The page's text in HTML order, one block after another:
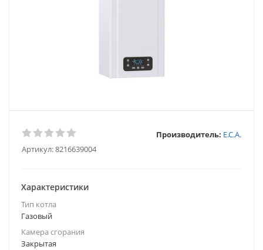
Артикул:8216639004
Производитель: E.C.A.
Характеристики
Тип котла
Газовый
Камера сгорания
Закрытая